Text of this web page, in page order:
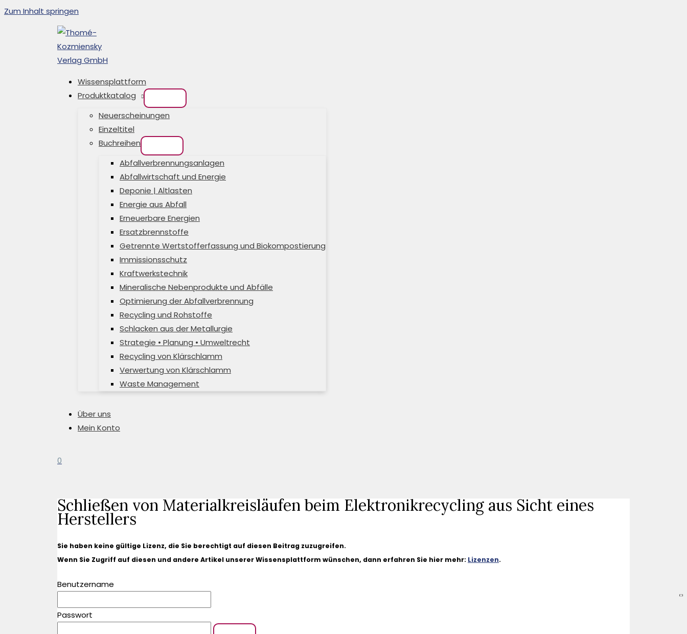
Zum Inhalt springen
Wissensplattform
Produktkatalog
Neuerscheinungen
Einzeltitel
Buchreihen
Abfallverbrennungsanlagen
Abfallwirtschaft und Energie
Deponie | Altlasten
Energie aus Abfall
Erneuerbare Energien
Ersatzbrennstoffe
Getrennte Wertstofferfassung und Biokompostierung
Immissionsschutz
Kraftwerkstechnik
Mineralische Nebenprodukte und Abfälle
Optimierung der Abfallverbrennung
Recycling und Rohstoffe
Schlacken aus der Metallurgie
Strategie • Planung • Umweltrecht
Recycling von Klärschlamm
Verwertung von Klärschlamm
Waste Management
Über uns
Mein Konto
0
Schließen von Materialkreisläufen beim Elektronikrecycling aus Sicht eines
Herstellers
Sie haben keine gültige Lizenz, die Sie berechtigt auf diesen Beitrag zuzugreifen.
Wenn Sie Zugriff auf diesen und andere Artikel unserer Wissensplattform wünschen, dann erfahren Sie hier mehr: Lizenzen.
Benutzername
Passwort